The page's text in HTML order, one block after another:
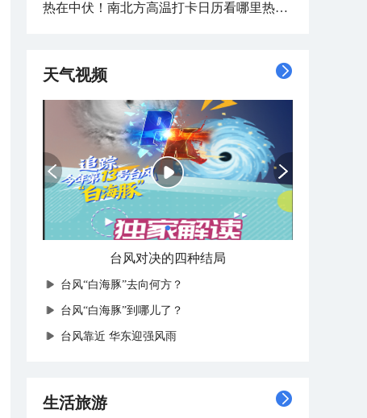
大数据盘点8月台风活跃规律
天气视频
“白海豚”出生地究竟有多远？
台风“白海豚”去向何方？
台风“白海豚”到哪儿了？
台风靠近 华东迎强风雨
生活旅游